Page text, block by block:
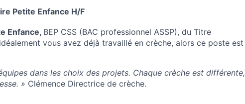
Petite Enfance H/F
Enfance, BEP CSS (BAC professionnel ASSP), du Titre
vous avez déjà travaillé en crèche, alors ce poste est
dans les choix des projets. Chaque crèche est différente,
» Clémence Directrice de crèche.